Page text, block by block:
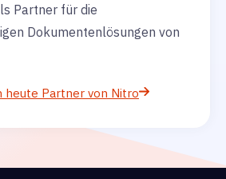
Partner für die
Dokumentenlösungen von
heute Partner von Nitro